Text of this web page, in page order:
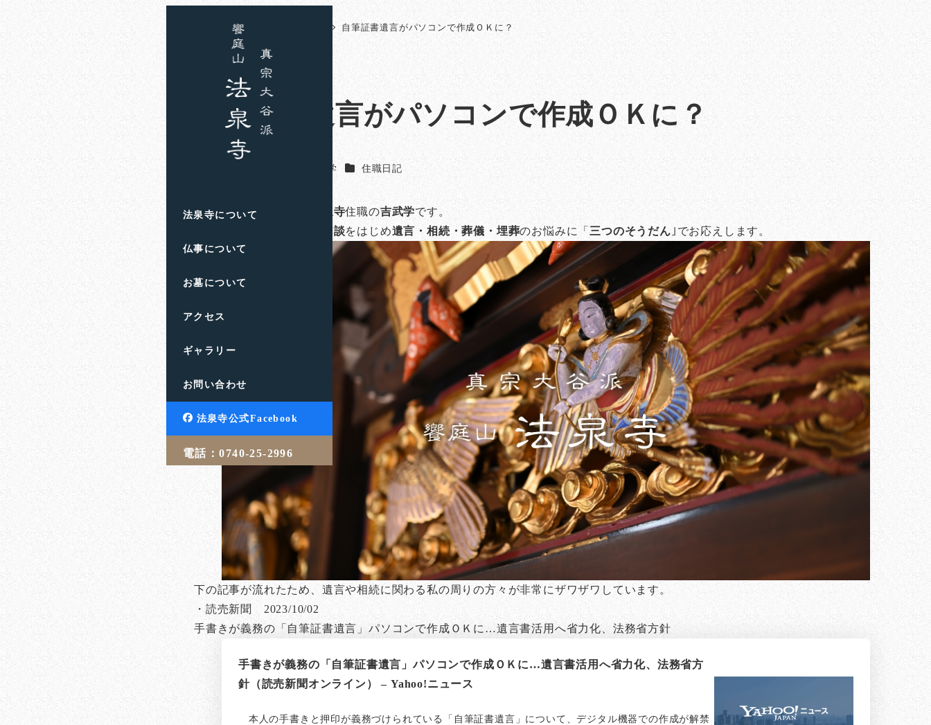
法泉寺について
仏事について
お墓について
アクセス
ギャラリー
お問い合わせ
法泉寺公式Facebook
電話：0740-25-2996
お知らせ 自筆証書遺言がパソコンで作成ＯＫに？
自筆証書遺言がパソコンで作成ＯＫに？
吉武 学 カテゴリー
住職日記
滋賀県高島市 饗庭山法泉寺住職の吉武学です。
終活のご相談をはじめ遺言・相続・葬儀・埋葬のお悩みに「 三つのそうだん ｣でお応えします。
下の記事が流れたため、遺言や相続に関わる私の周りの方々が非常にザワザワしています。
・読売新聞 2023/10/02
手書きが義務の「自筆証書遺言」パソコンで作成ＯＫに…遺言書活用へ省力化、法務省方針
手書きが義務の「自筆証書遺言」パソコンで作成ＯＫに…遺言書活用へ省力化、法務省方
針（読売新聞オンライン） – Yahoo!ニュース
本人の手書きと押印が義務づけられている「自筆証書遺言」について、デジタル機器での作成が解禁